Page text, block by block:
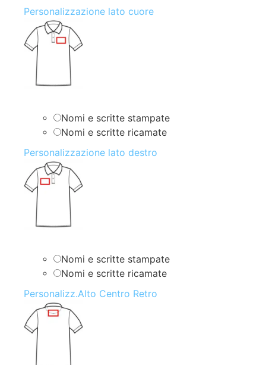
Personalizzazione lato cuore
Nomi e scritte stampate
Nomi e scritte ricamate
Personalizzazione lato destro
Nomi e scritte stampate
Nomi e scritte ricamate
Personalizz.Alto Centro Retro